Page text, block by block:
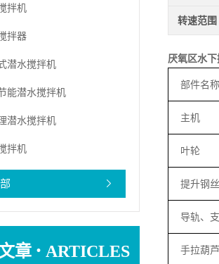
拌机
拌器
潜水搅拌机
能潜水搅拌机
潜水搅拌机
拌机
章 · ARTICLES
转速范围
厌氧区水
部件名称
主机
叶轮
提升钢
导轨、
手拉葫芦